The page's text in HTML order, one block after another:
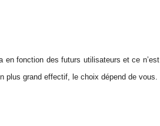
fonction des futurs utilisateurs et ce n’est
plus grand effectif, le choix dépend de vous.